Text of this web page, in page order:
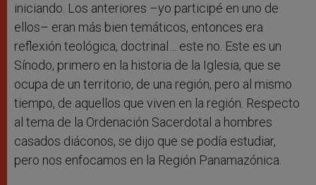
iniciando. Los anteriores –yo participé en uno de
ellos– eran más bien temáticos, entonces era
reflexión teológica, doctrinal… este no. Este es un
Sínodo, primero en la historia de la Iglesia, que se
ocupa de un territorio, de una región, pero al mismo
tiempo, de aquellos que viven en la región. Respecto
al tema de la Ordenación Sacerdotal a hombres
casados diáconos, se dijo que se podía estudiar,
pero nos enfocamos en la Región Panamazónica.